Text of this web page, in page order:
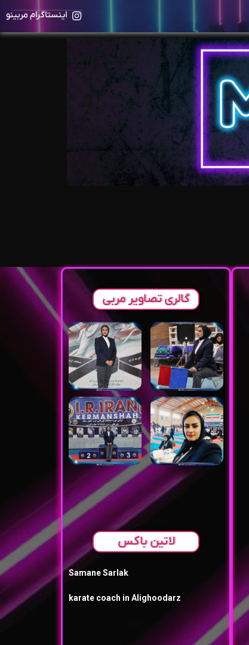
اینستاگرام مربینو
گالری تصاویر مربی
لاتین باکس
Samane Sarlak
karate coach in Alighoodarz